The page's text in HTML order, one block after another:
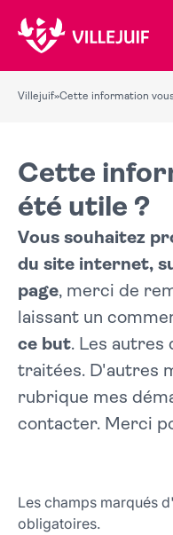
Villejuif»Cette information
Cette
été utile ?
Vous souhaitez
du site internet,
page, merci de
laissant un
ce but. Les autres
traitées. D'autres
rubrique mes
contacter. Merci
Les champs marqués
obligatoires.